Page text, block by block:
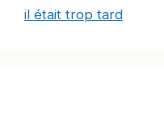
il était trop tard